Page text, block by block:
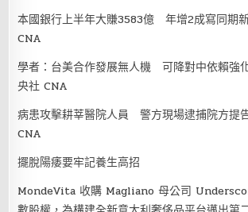
本國銀行上半年大賺3583億 年增2成寫同期
CNA
學者：台美合作發展無人機 可降對中依賴強
央社 CNA
病患攻擊耕莘醫院人員 警方現場逮捕院方提
CNA
擺脫陽痿要牢記養生高招
MondeVita 收購 Magliano 母公司